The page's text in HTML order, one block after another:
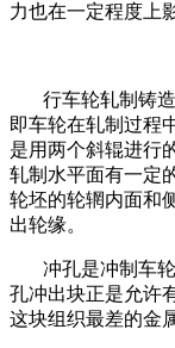
力也在一定程度上
行车轮轧制铸造
即车轮在轧制过程
是用两个斜辊进行
轧制水平面有一定
轮坯的轮辋内面和
出轮缘。
冲孔是冲制车轮
孔冲出块正是允许
这块组织最差的金